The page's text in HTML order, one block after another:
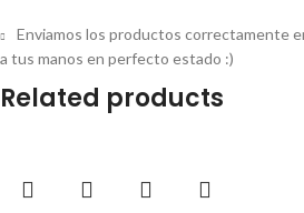
Enviamos los productos correctamente
a tus manos en perfecto estado :)
Related products